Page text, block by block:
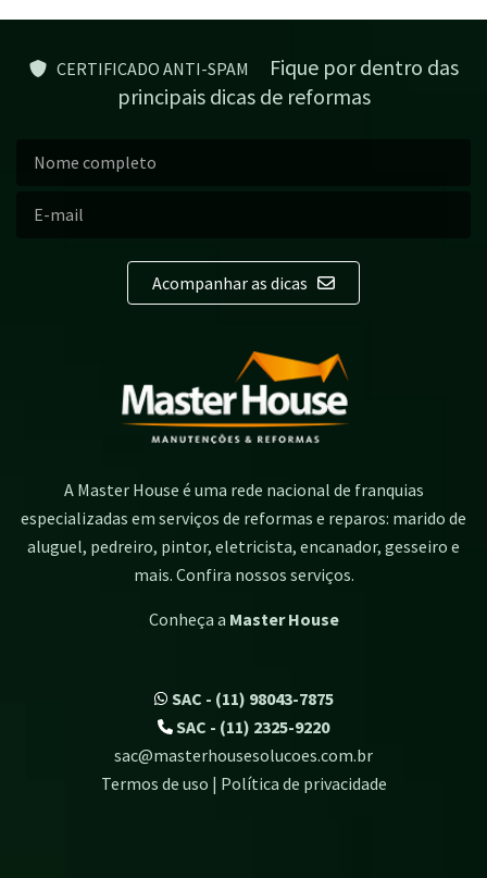
CERTIFICADO ANTI-SPAM
Fique por dentro das
principais dicas de reformas
Acompanhar as dicas
A Master House é uma rede nacional de franquias
especializadas em serviços de reformas e reparos: marido de
aluguel, pedreiro, pintor, eletricista, encanador, gesseiro e
mais. Confira nossos serviços.
Conheça a Master House
SAC - (11) 98043-7875
SAC - (11) 2325-9220
sac@masterhousesolucoes.com.br
Termos de uso | Política de privacidade